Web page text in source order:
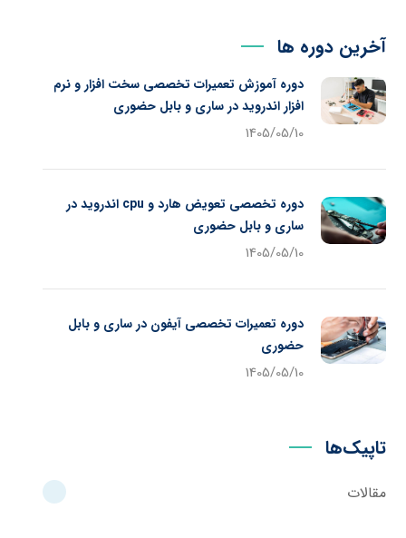
آخرین دوره ها
دوره آموزش تعمیرات تخصصی سخت افزار و نرم
افزار اندروید در ساری و بابل حضوری
1405/05/10
دوره تخصصی تعویض هارد و cpu اندروید در
ساری و بابل حضوری
1405/05/10
دوره تعمیرات تخصصی آیفون در ساری و بابل
حضوری
1405/05/10
تاپیک‌ها
مقالات